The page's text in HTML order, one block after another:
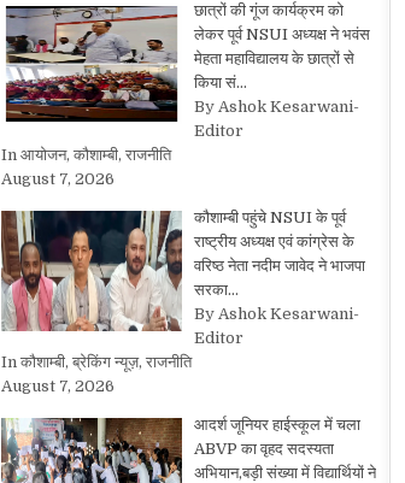
छात्रों की गूंज कार्यक्रम को
लेकर पूर्व NSUI अध्यक्ष ने भवंस
मेहता महाविद्यालय के छात्रों से
किया सं…
By Ashok Kesarwani-
Editor
In आयोजन, कौशाम्बी, राजनीति
August 7, 2026
कौशाम्बी पहुंचे NSUI के पूर्व
राष्ट्रीय अध्यक्ष एवं कांग्रेस के
वरिष्ठ नेता नदीम जावेद ने भाजपा
सरका…
By Ashok Kesarwani-
Editor
In कौशाम्बी, ब्रेकिंग न्यूज़, राजनीति
August 7, 2026
आदर्श जूनियर हाईस्कूल में चला
ABVP का वृहद सदस्यता
अभियान,बड़ी संख्या में विद्यार्थियों ने